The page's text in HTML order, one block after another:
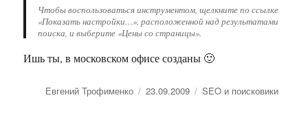
Чтобы воспользоваться инструментом, щелкните по ссылке
«Показать настройки…», расположенной над результатами
поиска, и выберите «Цены со страницы».
Ишь ты, в московском офисе созданы 🙂
Автор
Евгений Трофименко Опубликовано
23.09.2009 Рубрики
SEO и поисковики